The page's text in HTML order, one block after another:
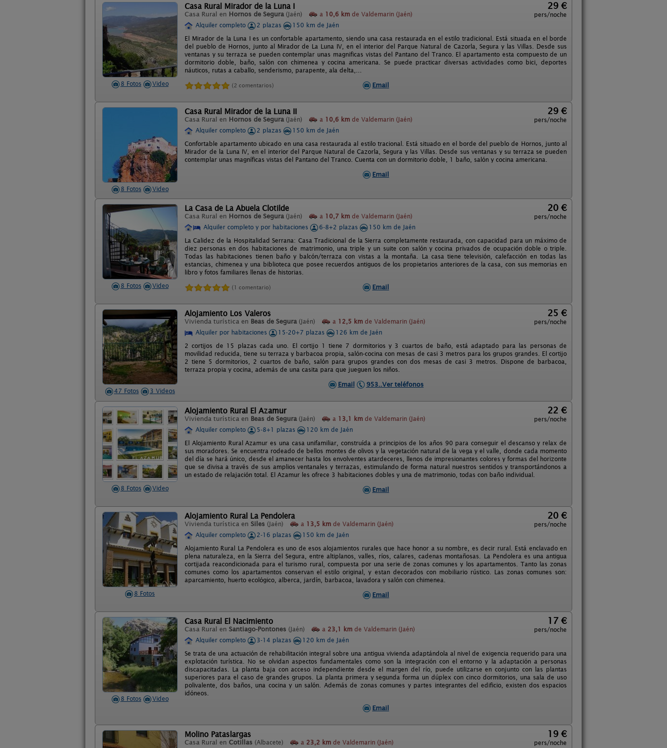
8 Fotos Video
Casa Rural Mirador de la Luna I
Casa Rural en Hornos de Segura (Jaén) a 10,6 km de Valdemarin (Jaén)
29 €
pers/noche
Alquiler completo
2 plazas
150 km de Jaén
El Mirador de la Luna I es un confortable apartamento, siendo una casa restaurada en el estilo tradicional. Está situada en el borde
del pueblo de Hornos, junto al Mirador de La Luna IV, en el interior del Parque Natural de Cazorla, Segura y las Villas. Desde sus
ventanas y su terraza se pueden contemplar unas magnificas vistas del Pantano del Tranco. El apartamento esta compuesto de un
dormitorio doble, baño, salón con chimenea y cocina americana. Se puede practicar diversas actividades como bici, deportes
náuticos, rutas a caballo, senderismo, parapente, ala delta,...
(2 comentarios) Email
8 Fotos Video
Casa Rural Mirador de la Luna II
Casa Rural en Hornos de Segura (Jaén) a 10,6 km de Valdemarin (Jaén)
29 €
pers/noche
Alquiler completo
2 plazas
150 km de Jaén
Confortable apartamento ubicado en una casa restaurada al estilo tracional. Está situado en el borde del pueblo de Hornos, junto al
Mirador de la Luna IV, en el interior del Parque Natural de Cazorla, Segura y las Villas. Desde sus ventanas y su terraza se pueden
contemplar unas magníficas vistas del Pantano del Tranco. Cuenta con un dormitorio doble, 1 baño, salón y cocina americana.
Email
8 Fotos Video
La Casa de La Abuela Clotilde
Casa Rural en Hornos de Segura (Jaén) a 10,7 km de Valdemarin (Jaén)
20 €
pers/noche
Alquiler completo y por habitaciones
6-8+2 plazas
150 km de Jaén
La Calidez de la Hospitalidad Serrana: Casa Tradicional de la Sierra completamente restaurada, con capacidad para un máximo de
diez personas en dos habitaciones de matrimonio, una triple y un suite con salón y cocina privados de ocupación doble o triple.
Todas las habitaciones tienen baño y balcón/terraza con vistas a la montaña. La casa tiene televisión, calefacción en todas las
estancias, chimenea y una biblioteca que posee recuerdos antiguos de los propietarios anteriores de la casa, con sus memorias en
libro y fotos familiares llenas de historias.
(1 comentario) Email
47 Fotos 3 Videos
Alojamiento Los Valeros
Vivienda turística en Beas de Segura (Jaén) a 12,5 km de Valdemarin (Jaén)
25 €
pers/noche
Alquiler por habitaciones
15-20+7 plazas
126 km de Jaén
2 cortijos de 15 plazas cada uno. El cortijo 1 tiene 7 dormitorios y 3 cuartos de baño, está adaptado para las personas de
movilidad reducida, tiene su terraza y barbacoa propia, salón-cocina con mesas de casi 3 metros para los grupos grandes. El cortijo
2 tiene 5 dormitorios, 2 cuartos de baño, salón para grupos grandes con dos mesas de casi 3 metros. Dispone de barbacoa,
terraza propia y cocina, además de una casita para que jueguen los niños.
Email
953..Ver teléfonos
8 Fotos Video
Alojamiento Rural El Azamur
Vivienda turística en Beas de Segura (Jaén) a 13,1 km de Valdemarin (Jaén)
22 €
pers/noche
Alquiler completo
5-8+1 plazas
120 km de Jaén
El Alojamiento Rural Azamur es una casa unifamiliar, construída a principios de los años 90 para conseguir el descanso y relax de
sus moradores. Se encuentra rodeado de bellos montes de olivos y la vegetación natural de la vega y el valle, donde cada momento
del día se hará único, desde el amanecer hasta los envolventes atardeceres, llenos de impresionantes colores y formas del horizonte
que se divisa a través de sus amplios ventanales y terrazas, estimulando de forma natural nuestros sentidos y transportándonos a
un estado de relajación total. El Azamur les ofrece 3 habitaciones dobles y una de matrimonio, todas con baño individual.
Email
8 Fotos
Alojamiento Rural La Pendolera
Vivienda turística en Siles (Jaén) a 13,5 km de Valdemarin (Jaén)
20 €
pers/noche
Alquiler completo
2-16 plazas
150 km de Jaén
Alojamiento Rural La Pendolera es uno de esos alojamientos rurales que hace honor a su nombre, es decir rural. Está enclavado en
plena naturaleza, en la Sierra del Segura, entre altiplanos, valles, ríos, calares, cadenas montañosas. La Pendolera es una antigua
cortijada reacondicionada para el turismo rural, compuesta por una serie de zonas comunes y los apartamentos. Tanto las zonas
comunes como los apartamentos conservan el estilo original, y estan decorados con mobiliario rústico. Las zonas comunes son:
aparcamiento, huerto ecológico, alberca, jardín, barbacoa, lavadora y salón con chimenea.
Email
8 Fotos Video
Casa Rural El Nacimiento
Casa Rural en Santiago-Pontones (Jaén) a 23,1 km de Valdemarin (Jaén)
17 €
pers/noche
Alquiler completo
3-14 plazas
120 km de Jaén
Se trata de una actuación de rehabilitación integral sobre una antigua vivienda adaptándola al nivel de exigencia requerido para una
explotación turística. No se olvidan aspectos fundamentales como son la integración con el entorno y la adaptación a personas
discapacitadas. La planta baja con acceso independiente desde el margen del río, puede utilizarse en conjunto con las plantas
superiores para el caso de grandes grupos. La planta primera y segunda forma un dúplex con cinco dormitorios, una sala de uso
polivalente, dos baños, una cocina y un salón. Además de zonas comunes y partes integrantes del edificio, existen dos espacios
idóneos.
Email
Molino Pataslargas
Casa Rural en Cotillas (Albacete) a 23,2 km de Valdemarin (Jaén)
19 €
pers/noche